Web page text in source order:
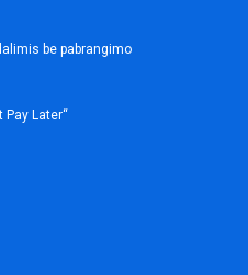
be pabrangimo
Pay Later“